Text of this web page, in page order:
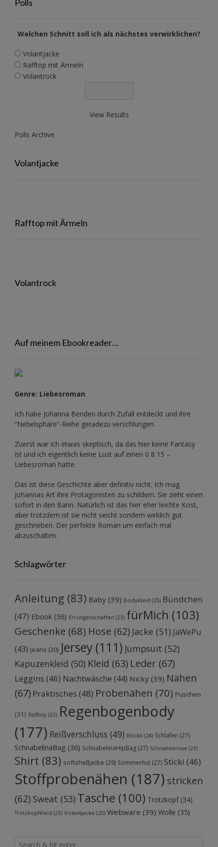
Polls
Welchen Schnitt soll ich als nächstes verwirklichen?
Volantjacke
Rafftop mit Ärmeln
Volantrock
View Results
Polls Archive
Volantjacke
Rafftop mit Ärmeln
Volantrock
Auf meinem Ebookreader…
Genre: Liebesroman
Ich habe Johanna Benden durch Zufall entdeckt und ihre
“Nebelsphäre”-Reihe geradezu verschlungen.
Zuerst war ich etwas skeptisch, da das hier keine Fantasy
ist und ich eigentlich keine Lust auf einen 0 8 15 –
Liebesroman hatte.
Das ist diese Geschichte aber definitiv nicht. Ich mag
Johannas Art ihre Protagonisten zu schildern. Sie zieht einen
sofort in den Bann. Natürlich ist das hier eher leichte Kost,
aber trotzdem ist sie nicht seicht sondern wirklich gut
geschrieben. Der perfekte Roman um einfach mal
abzuschalten.
Schlagwörter
Anleitung (83) Baby (39) Bodykleid (25) Bündchen
(47) Ebook (36) Errungenschaften (23) fürMich (103)
Geschenke (68) Hose (62) Jacke (51) JaWePu
(43) Jeans (30) Jersey (111) Jumpsuit (52)
Kapuzenkleid (50) Kleid (63) Leder (67)
Leggins (46) Nachtwäsche (44) Nicky (39) Nähen
(67) Praktisches (48) Probenähen (70) Puschen
(31) Rafftop (23) Regenbogenbody
(177) Reißverschluss (49) Röckli (24) Schlafen (27)
SchnabelinaBag (36) SchnabelinaHipBag (27) Schnabelinose (23)
Shirt (83) softshelljacke (29) Sommerhut (27) Sticki (46)
Stoffprobenähen (187) stricken
(62) Sweat (53) Tasche (100) Trotzkopf(34)
Trotzkopfkleid (23) Volantjacke (25) Webware (39) Wolle (35)